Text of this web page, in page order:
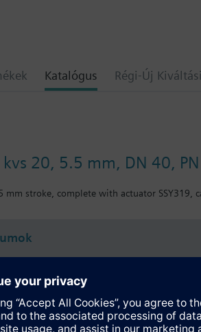
Katalógus Régi-Új
20, 5.5 mm, DN 40,
mm stroke, complete with actuator SSY319,